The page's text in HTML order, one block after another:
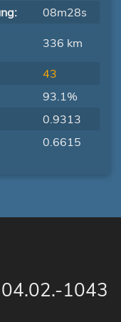
08m28s
336 km
43
93.1%
0.9313
0.6615
1043